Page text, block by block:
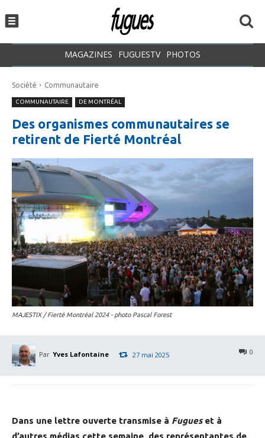
MAGAZINES FUGUESTV PHOTOS
Société Communautaire
COMMUNAUTAIRE DE MONTRÉAL
Des organismes communautaires se
retirent de Fierté Montréal
MAJESTIX / Fierté Montréal 2024 - photo Pascal Forest
Par Yves Lafontaine 0
27 mai 2025
Dans une lettre ouverte transmise à Fugueset à